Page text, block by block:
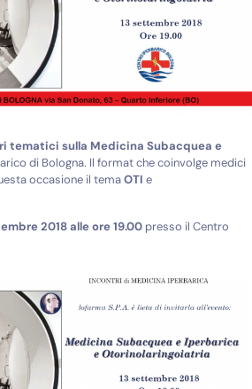
tematici sulla Medicina Subacquea e
di Bologna. Il format che coinvolge medici
occasione il temaOTI e
2018 alle ore 19.00 presso il Centro